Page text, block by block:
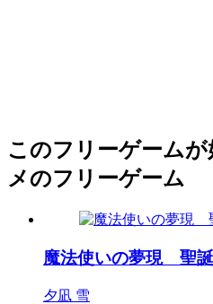
このフリーゲーム
メのフリーゲーム
魔法使いの夢現 聖
夕凪 雪